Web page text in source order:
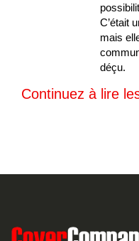
C’était
mais
déçu.
Continuez à lire